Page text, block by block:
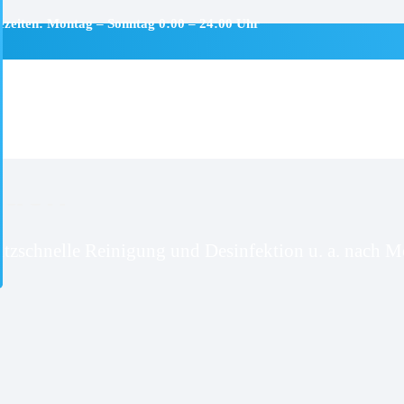
Montag – Sonntag 0:00 – 24:00 Uhr
Reinigung und Desinfektion u. a. nach